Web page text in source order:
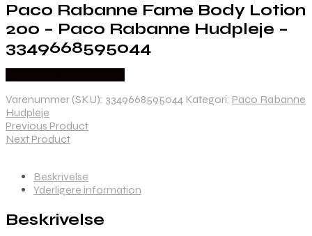
Paco Rabanne Fame Body Lotion
200 – Paco Rabanne Hudpleje –
3349668595044
Varenummer (SKU): 3349668595044 Kategori: Paco Rabanne
Hudpleje
Previous Product
Next Product
Beskrivelse
Yderligere information
Beskrivelse